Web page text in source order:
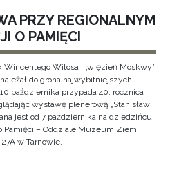
PRZY REGIONALNYM
O PAMIĘCI
Wincentego Witosa i „więzień Moskwy”
do grona najwybitniejszych
października przypada 40. rocznica
wystawę plenerową „Stanisław
jest od 7 października na dziedzińcu
Pamięci – Oddziale Muzeum Ziemi
w Tarnowie.